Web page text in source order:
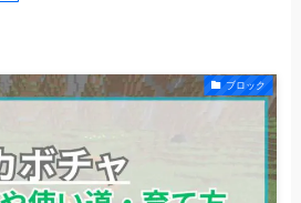
ブロック